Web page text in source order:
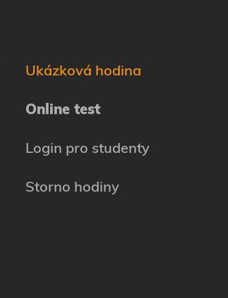
Ukázková hodina
Online test
Login pro studenty
Storno hodiny